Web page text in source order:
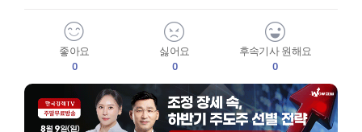
좋아요
0
싫어요
0
후속기사 원해요
0